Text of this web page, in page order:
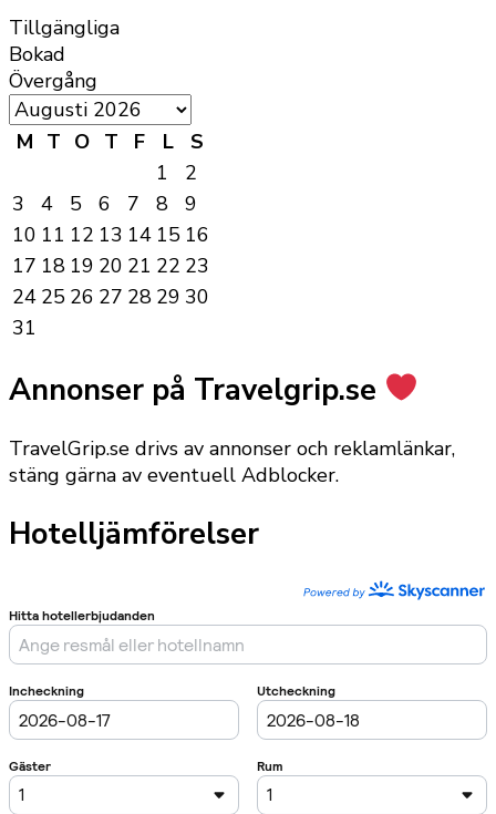
Tillgängliga
Bokad
Övergång
M T O T F L
S
1
2
3
4 5 6 7 8
9
10 11 12 13 14 15 16
17 18 19 20 21 22 23
24 25 26 27 28 29 30
31
Annonser på Travelgrip.se
TravelGrip.se drivs av annonser och reklamlänkar,
stäng gärna av eventuell Adblocker.
Hotelljämförelser